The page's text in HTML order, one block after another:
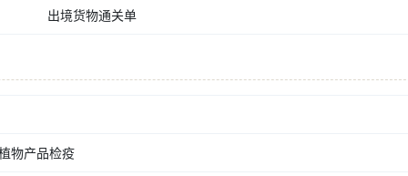
出境货物通关单
物产品检疫